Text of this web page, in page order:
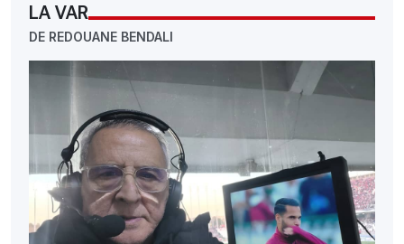
LA VAR
DE REDOUANE BENDALI